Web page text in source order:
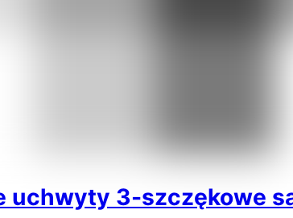
uchwyty 3-szczękowe